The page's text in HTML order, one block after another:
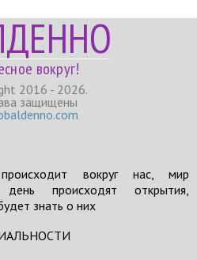
вокруг!
2016 - 2026.
защищены
вокруг нас, мир
происходят открытия,
знать о них